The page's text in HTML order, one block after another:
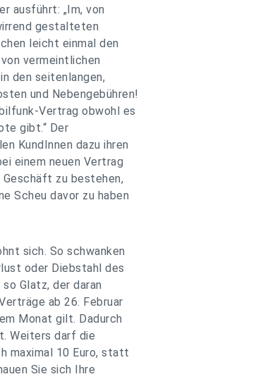
ausführt: „Im, von
gestalteten
leicht einmal den
vermeintlichen
den seitenlangen,
und Nebengebühren!
Vertrag obwohl es
gibt.“ Der
KundInnen dazu ihren
einem neuen Vertrag
zu bestehen,
Scheu davor zu haben
sich. So schwanken
oder Diebstahl des
Glatz, der daran
ab 26. Februar
Monat gilt. Dadurch
Weiters darf die
maximal 10 Euro, statt
Sie sich Ihre